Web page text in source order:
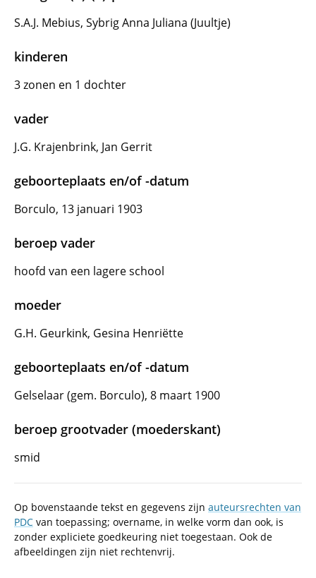
S.A.J. Mebius, Sybrig Anna Juliana (Juultje)
kinderen
3 zonen en 1 dochter
vader
J.G. Krajenbrink, Jan Gerrit
geboorteplaats en/of -datum
Borculo, 13 januari 1903
beroep vader
hoofd van een lagere school
moeder
G.H. Geurkink, Gesina Henriëtte
geboorteplaats en/of -datum
Gelselaar (gem. Borculo), 8 maart 1900
beroep grootvader (moederskant)
smid
Op bovenstaande tekst en gegevens zijn auteursrechten van
PDC van toepassing; overname, in welke vorm dan ook, is
zonder expliciete goedkeuring niet toegestaan. Ook de
afbeeldingen zijn niet rechtenvrij.